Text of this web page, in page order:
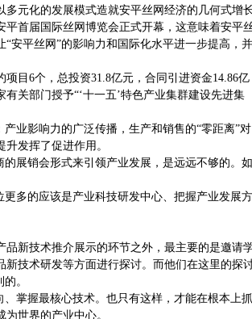
元化的发展模式造就安平丝网经济的几何式增长
首届国际丝网博览会正式开幕，这意味着安平
安平丝网”的影响力和国际化水平进一步提高，
目6个，总投资31.8亿元，合同引进资金14.86亿
关部门授予“‘十一五’特色产业集群建设先进集
业影响力的广泛传播，生产和销售的“零距离”对
发挥了促进作用。
展销会形式来引领产业发展，是远远不够的。
多的应该是产业科技研发中心、把握产业发展
新技术推介展示的环节之外，最主要的是邀请
技术研发等方面进行探讨。而他们在这里的探讨
。
掌握最核心技术。也只有这样，才能在根本上
为世界的产业中心。